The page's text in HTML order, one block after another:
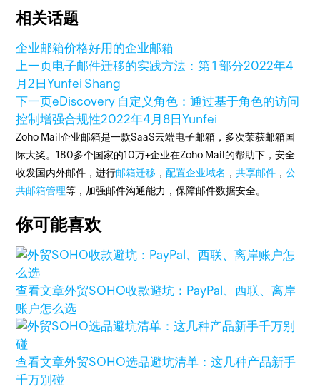
相关话题
企业邮箱价格好用的企业邮箱
上一页电子邮件迁移的实践方法：第 1 部分2022年4
月2日Yunfei Shang
下一页eDiscovery 自定义角色：通过基于角色的访问
控制增强合规性2022年4月8日Yunfei
Zoho Mail企业邮箱是一款SaaS云端电子邮箱，多次荣获邮箱国
际大奖。180多个国家的10万+企业在Zoho Mail的帮助下，安全
收发国内外邮件，进行邮箱迁移 ，配置企业域名 ，共享邮件 ，公
共邮箱管理等，加强邮件沟通能力，保障邮件数据安全。
你可能喜欢
查看文章外贸SOHO收款避坑：PayPal、西联、离岸
账户怎么选
查看文章外贸SOHO选品避坑清单：这几种产品新手
千万别碰